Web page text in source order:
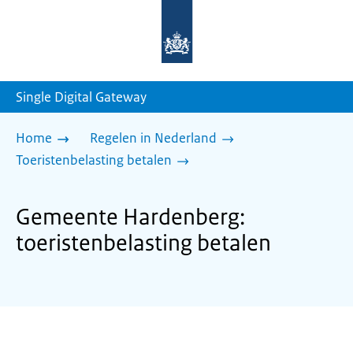
homepage
Single Digital Gateway
Home
Regelen in Nederland
Toeristenbelasting betalen
Gemeente Hardenberg:
toeristenbelasting betalen